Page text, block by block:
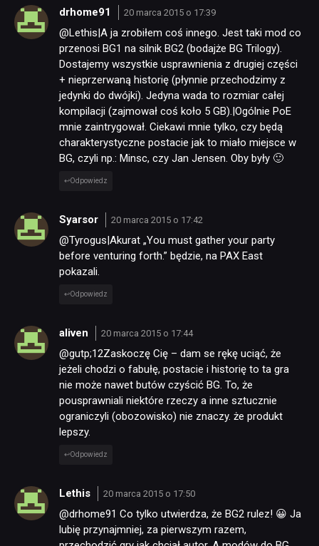
drhome91 20 marca 2015 o 17:39
@Lethis|A ja zrobiłem coś innego. Jest taki mod co
przenosi BG1 na silnik BG2 (bodajże BG Trilogy).
Dostajemy wszystkie usprawnienia z drugiej części
+ nieprzerwaną historię (płynnie przechodzimy z
jedynki do dwójki). Jedyna wada to rozmiar całej
kompilacji (zajmował coś koło 5 GB).|Ogólnie PoE
mnie zaintrygował. Ciekawi mnie tylko, czy będą
charakterystyczne postacie jak to miało miejsce w
BG, czyli np.: Minsc, czy Jan Jensen. Oby były 🙂
Odpowiedz
Syarsor 20 marca 2015 o 17:42
@Tyrogus|Akurat „You must gather your party
before venturing forth.” będzie, na PAX East
pokazali.
Odpowiedz
aliven 20 marca 2015 o 17:44
@gutp;12Zaskoczę Cię – dam se rękę uciąć, że
jeżeli chodzi o fabułę, postacie i historię to ta gra
nie może nawet butów czyścić BG. To, że
pousprawniali niektóre rzeczy a inne sztucznie
ograniczyli (obozowisko) nie znaczy. że produkt
lepszy.
Odpowiedz
Lethis 20 marca 2015 o 17:50
@drhome91 Co tylko utwierdza, że BG2 rulez! 😀 Ja
lubię przynajmniej, za pierwszym razem,